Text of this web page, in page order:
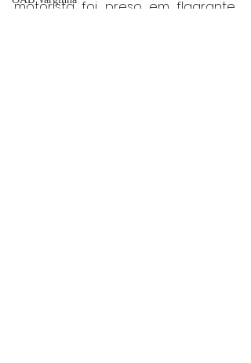
motorista foi preso em flagrante,